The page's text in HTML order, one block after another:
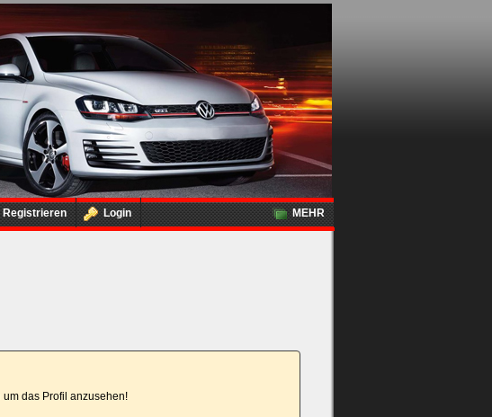
Registrieren Login MEHR
das Profil anzusehen!